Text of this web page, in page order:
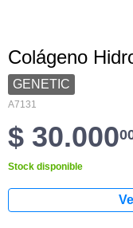
Colágeno
GENETIC
A7131
$ 30.000
Stock disponible